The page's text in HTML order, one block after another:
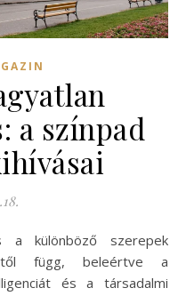
a színpad
függ, beleértve a
és a társadalmi